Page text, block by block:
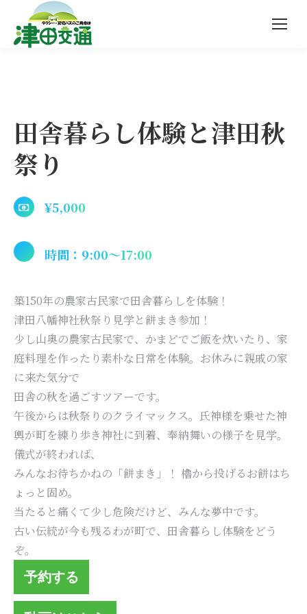
田舎暮らし体験と津田秋
祭り
¥5,000
時間：9:00〜17:00
築150年の農家古民家で田舎暮らしを体験！
津田八幡神社秋祭り見学と餅まき参加！
少し山奥の農家古民家で、かまどでご飯を炊いたり、家
庭料理を作ったり素朴な日常を体験。お休みに親戚の家
に来た気分で
田舎の秋を過ごすツアーです。
午後からは秋祭りのクライマックス。氏神様を乗せた神
輿が町を練り歩き神社に到着、奉納舞いの様子を見学。
儀式が終われば、
みんなお待ちかねの「餅まき」！ 櫓から投げるお餅はち
ょっと固め。
当たると痛くて少し危険だけど、みんな夢中です。
古い伝統が今も残るわが町で、田舎暮らし体験をどう
ぞ。
予約する